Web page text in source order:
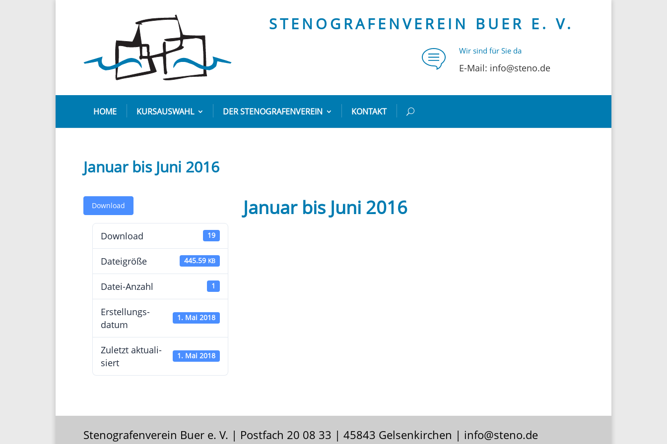
STENOGRAFENVEREIN BUER E. V.
Wir sind für Sie da
E-Mail: info@steno.de
HOME KURSAUSWAHL DER STENOGRAFENVEREIN KONTAKT
Januar bis Juni 2016
Down­load
Down­load 19
Datei­größe 445.59 KB
Datei-Anzahl 1
Erstel­lungs­
datum
1. Mai 2018
Zuletzt aktua­li­
siert
1. Mai 2018
Januar bis Juni 2016
Stenografenverein Buer e. V. | Postfach 20 08 33 | 45843 Gelsenkirchen | info@steno.de